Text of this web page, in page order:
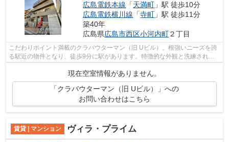
広島電鉄本線 「天満町 」駅 徒歩10分
広島電鉄横川線 「寺町 」駅 徒歩11分
築40年
広島県広島市西区小河内町２丁目
こだわりポイント満載のクラバウターマン（旧 Uビル）。根強いニーズを誇
る駅近の物件となり、徒歩9分に駅があります。特徴的な外観と洗練された
現在空室情報がありません。
「クラバウターマン（旧 Uビル）」への
お問い合わせはこちら
賃貸 | マンション ヴィラ・プライム